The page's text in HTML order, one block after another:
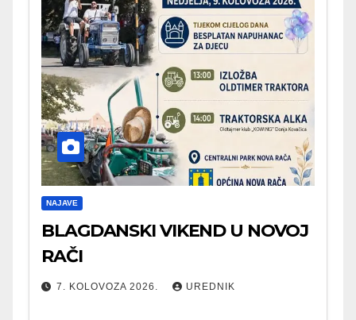
NAJAVE
BLAGDANSKI VIKEND U NOVOJ
RAČI
7. KOLOVOZA 2026. UREDNIK